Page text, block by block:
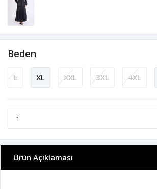
Beden
L XL XXL 3XL 4XL
Ürün Açıklaması